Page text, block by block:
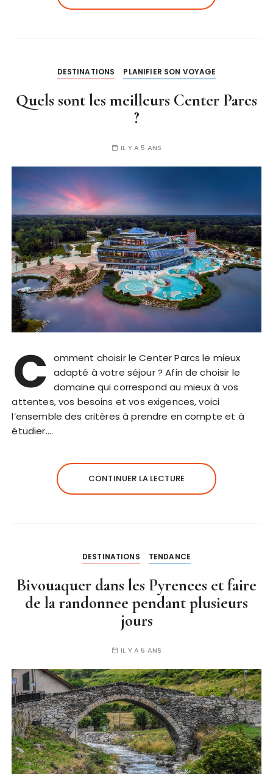
DESTINATIONS PLANIFIER SON VOYAGE
Quels sont les meilleurs Center Parcs
?
IL Y A 5 ANS
C omment choisir le Center Parcs le mieux
adapté à votre séjour ? Afin de choisir le
domaine qui correspond au mieux à vos
attentes, vos besoins et vos exigences, voici
l’ensemble des critères à prendre en compte et à
étudier….
CONTINUER LA LECTURE
DESTINATIONS TENDANCE
Bivouaquer dans les Pyrenees et faire
de la randonnee pendant plusieurs
jours
IL Y A 5 ANS